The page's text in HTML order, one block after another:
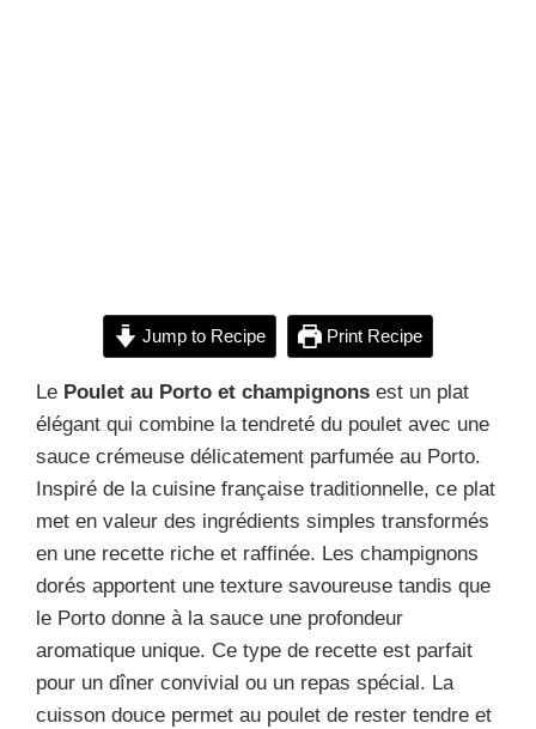
Jump to Recipe Print Recipe
Le Poulet au Porto et champignons est un plat
élégant qui combine la tendreté du poulet avec une
sauce crémeuse délicatement parfumée au Porto.
Inspiré de la cuisine française traditionnelle, ce plat
met en valeur des ingrédients simples transformés
en une recette riche et raffinée. Les champignons
dorés apportent une texture savoureuse tandis que
le Porto donne à la sauce une profondeur
aromatique unique. Ce type de recette est parfait
pour un dîner convivial ou un repas spécial. La
cuisson douce permet au poulet de rester tendre et